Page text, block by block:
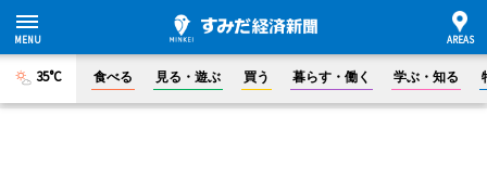
35°C 食べる 見る・遊ぶ 買う 暮らす・働く 学ぶ・知る